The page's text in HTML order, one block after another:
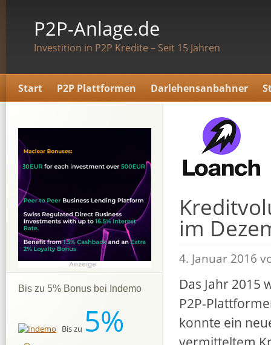
P2P-Anlage.de
Investition in P2P Kredite – Seit 15 Jahren
Start P2P Plattformen Darlehensanbahner
im
4. Januar 2016
Das Jahr 2015
P2P-
konnte ein
Bis zu 5% Bonus bei Indemo
Bis zu 5%